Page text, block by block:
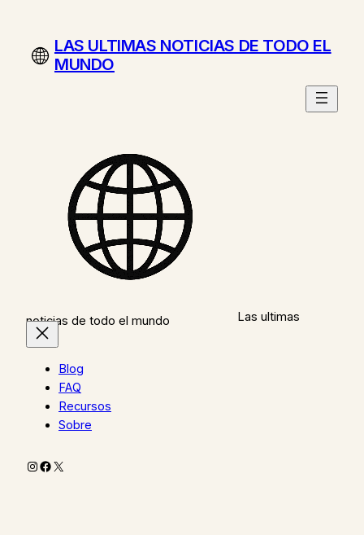
contenidoLAS ULTIMAS NOTICIAS DE TODO EL
MUNDO
Las ultimas
noticias de todo el mundo
Blog
FAQ
Recursos
Sobre
Instagram
Facebook
X